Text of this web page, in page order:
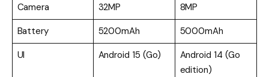
Camera
32MP
8MP
Battery
5200mAh
5000mAh
UI
Android 15 (Go)
Android 14 (Go
edition)